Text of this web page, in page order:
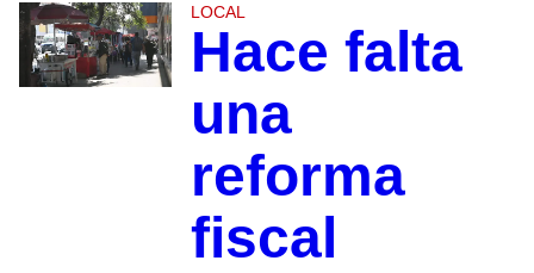
LOCAL
Hace falta
una
reforma
fiscal